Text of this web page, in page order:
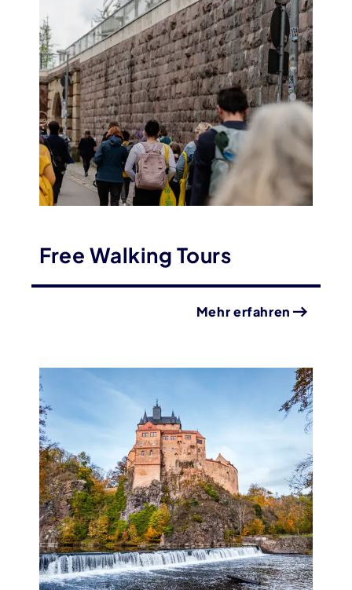
Free Walking Tours
Mehr erfahren